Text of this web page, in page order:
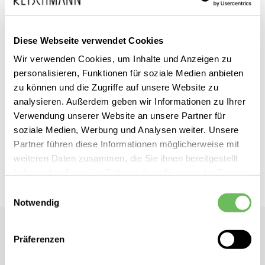
Diese Webseite verwendet Cookies
Wir verwenden Cookies, um Inhalte und Anzeigen zu
personalisieren, Funktionen für soziale Medien anbieten
zu können und die Zugriffe auf unsere Website zu
analysieren. Außerdem geben wir Informationen zu Ihrer
Verwendung unserer Website an unsere Partner für
soziale Medien, Werbung und Analysen weiter. Unsere
Partner führen diese Informationen möglicherweise mit
weiteren Daten zusammen, die Sie ihnen bereitgestellt
Notwendig
Präferenzen
Zum
Anfang
der
Bildgalerie
springen
Fuchs & Schmitt
Damen Steppjacke
Dieses Produkt ist exklusiv in unseren Filialen erhältlich. Prüfen Sie
mit einem Klick auf „Vor Ort verfügbar?", wo Ihre Größe vorrätig ist.
Vor Ort verfügbar?
Damen Steppjacke